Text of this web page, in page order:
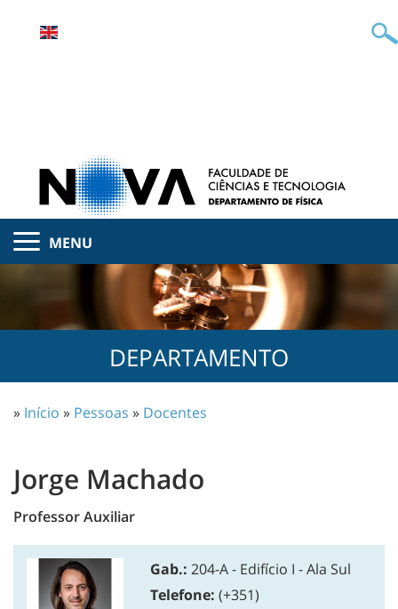
MENU
DEPARTAMENTO
» Início » Pessoas » Docentes
Jorge Machado
Professor Auxiliar
Gab.: 204-A - Edifício I - Ala Sul
Telefone: (+351)